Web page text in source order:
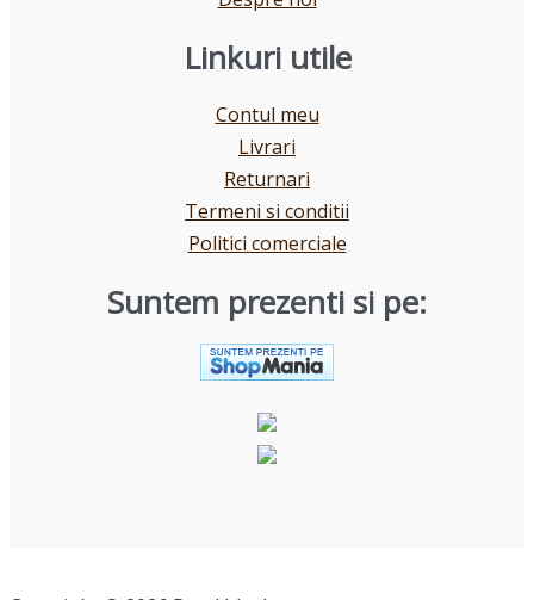
Linkuri utile
Contul meu
Livrari
Returnari
Termeni si conditii
Politici comerciale
Suntem prezenti si pe: